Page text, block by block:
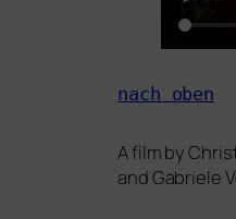
nach oben
A film by
and Gabriele